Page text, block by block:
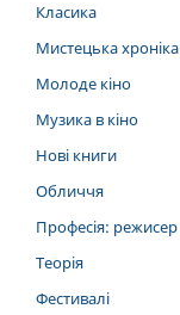
Класика
Мистецька хроніка
Молоде кіно
Музика в кіно
Нові книги
Обличчя
Професія: режисер
Теорія
Фестивалі